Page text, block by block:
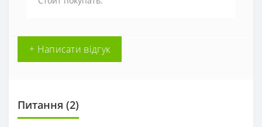
+ Написати відгук
Питання (2)